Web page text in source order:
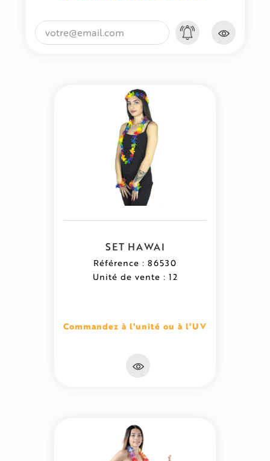
SET HAWAI
Référence : 86530
Unité de vente : 12
Commandez à l'unité ou à l'UV